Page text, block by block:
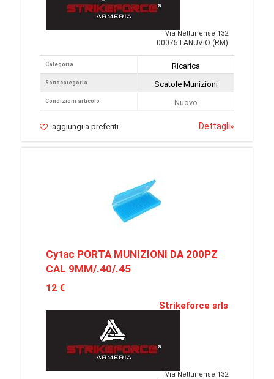
Via Nettunense 132
00075 LANUVIO (RM)
Categoria
Sottocategoria
Condizioni articolo
Ricarica
Scatole Munizioni
Nuovo
aggiungi a preferiti Dettagli»
Cytac PORTA MUNIZIONI DA 200PZ
CAL 9MM/.40/.45
12 €
Strikeforce srls
Via Nettunense 132